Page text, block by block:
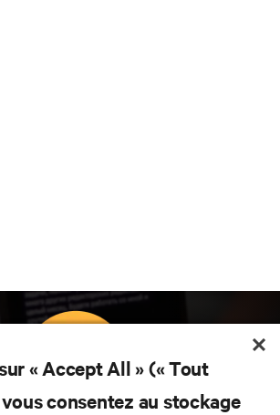
« Accept All » (« Tout
consentez au stockage